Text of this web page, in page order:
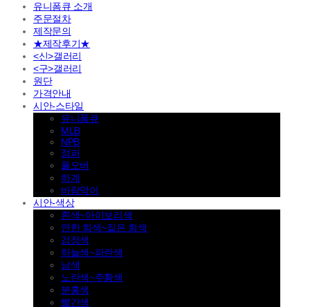
유니폼큐 소개
주문절차
제작문의
★제작후기★
<신>갤러리
<구>갤러리
원단
가격안내
시안-스타일
유니폼큐
MLB
NPB
점퍼
풀오버
하계
바람막이
시안-색상
흰색~아이보리색
연한 회색~짙은 회색
검정색
하늘색~파란색
남색
노란색~주황색
분홍색
빨간색